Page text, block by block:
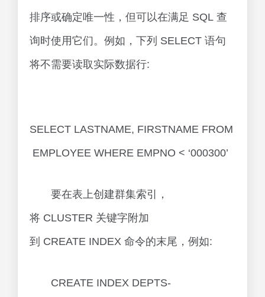
排序或确定唯一性，但可以在满足 SQL 查
询时使用它们。例如，下列 SELECT 语句
将不需要读取实际数据行:
SELECT LASTNAME, FIRSTNAME FROM
EMPLOYEE WHERE EMPNO < ‘000300’
要在表上创建群集索引，
将 CLUSTER 关键字附加
到 CREATE INDEX 命令的末尾，例如:
CREATE INDEX DEPTS-